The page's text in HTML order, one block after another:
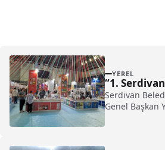
YEREL
“1.
Serdivan
Genel Başkan